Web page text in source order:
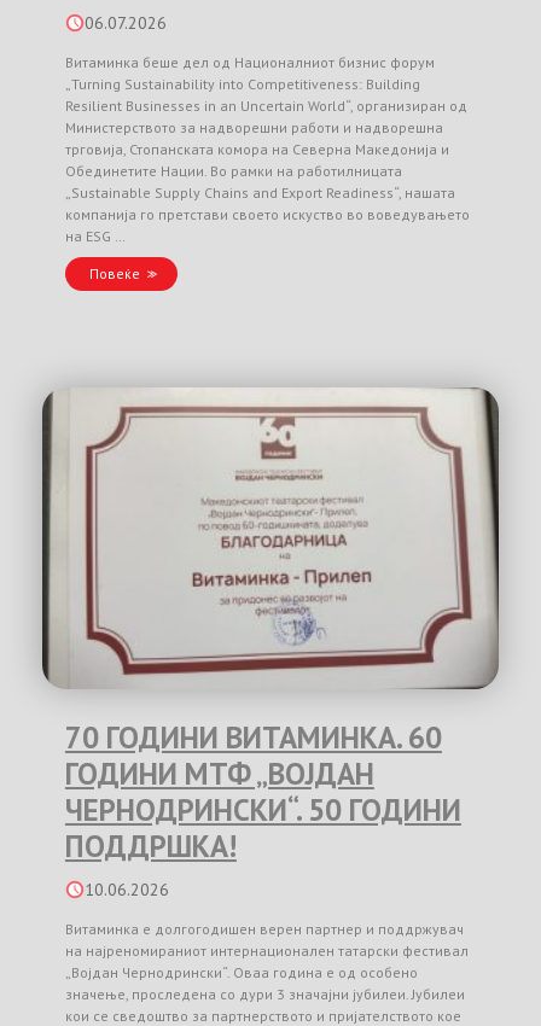
06.07.2026
Витаминка беше дел од Националниот бизнис форум
„Turning Sustainability into Competitiveness: Building
Resilient Businesses in an Uncertain World“, организиран од
Министерството за надворешни работи и надворешна
трговија, Стопанската комора на Северна Македонија и
Обединетите Нации. Во рамки на работилницата
„Sustainable Supply Chains and Export Readiness“, нашата
компанија го претстави своето искуство во воведувањето
на ESG …
Повеќе
70 ГОДИНИ ВИТАМИНКА. 60
ГОДИНИ МТФ „ВОЈДАН
ЧЕРНОДРИНСКИ“. 50 ГОДИНИ
ПОДДРШКА!
10.06.2026
Витаминка е долгогодишен верен партнер и поддржувач
на најреномираниот интернационален татарски фестивал
„Војдан Чернодрински“. Оваа година е од особено
значење, проследена со дури 3 значајни јубилеи. Јубилеи
кои се сведоштво за партнерството и пријателството кое